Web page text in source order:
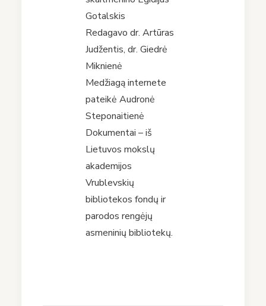
Gotalskis
Redagavo dr. Artūras
Judžentis, dr. Giedrė
Miknienė
Medžiagą internete
pateikė Audronė
Steponaitienė
Dokumentai – iš
Lietuvos mokslų
akademijos
Vrublevskių
bibliotekos fondų ir
parodos rengėjų
asmeninių bibliotekų.